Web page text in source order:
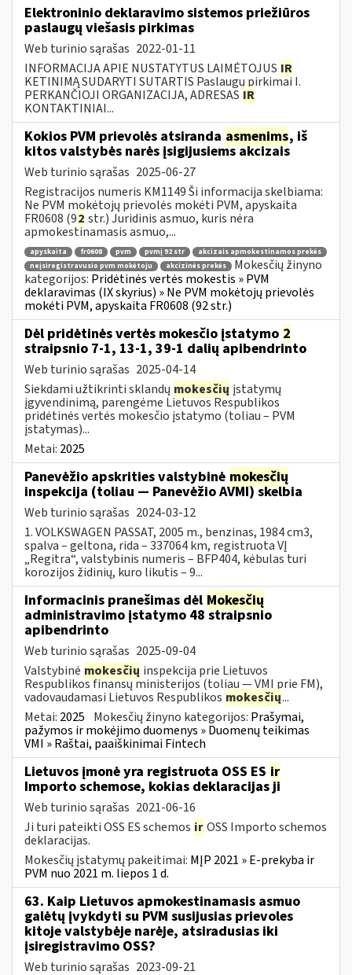
Elektroninio deklaravimo sistemos priežiūros
paslaugų viešasis pirkimas
Web turinio sąrašas 2022-01-11
INFORMACIJA APIE NUSTATYTUS LAIMĖTOJUS IR
KETINIMĄ SUDARYTI SUTARTIS Paslaugų pirkimai I.
PERKANČIOJI ORGANIZACIJA, ADRESAS IR
KONTAKTINIAI...
Kokios PVM prievolės atsiranda asmenims, iš
kitos valstybės narės įsigijusiems akcizais
Web turinio sąrašas 2025-06-27
Registracijos numeris KM1149 Ši informacija skelbiama:
Ne PVM mokėtojų prievolės mokėti PVM, apyskaita
FR0608 (92 str.) Juridinis asmuo, kuris nėra
apmokestinamasis asmuo,...
apyskaita fr0608 pvm pvmį 92 str
akcizais apmokestinamos prekės
neįsiregistravusio pvm mokėtoju
akcizinės prekės
Mokesčių žinyno
kategorijos: Pridėtinės vertės mokestis » PVM
deklaravimas (IX skyrius) » Ne PVM mokėtojų prievolės
mokėti PVM, apyskaita FR0608 (92 str.)
Dėl pridėtinės vertės mokesčio įstatymo 2
straipsnio 7-1, 13-1, 39-1 dalių apibendrinto
Web turinio sąrašas 2025-04-14
Siekdami užtikrinti sklandų mokesčių įstatymų
įgyvendinimą, parengėme Lietuvos Respublikos
pridėtinės vertės mokesčio įstatymo (toliau – PVM
įstatymas)...
Metai: 2025
Panevėžio apskrities valstybinė mokesčių
inspekcija (toliau — Panevėžio AVMI) skelbia
Web turinio sąrašas 2024-03-12
1. VOLKSWAGEN PASSAT, 2005 m., benzinas, 1984 cm3,
spalva – geltona, rida – 337064 km, registruota VĮ
„Regitra“, valstybinis numeris – BFP404, kėbulas turi
korozijos židinių, kuro likutis – 9...
Informacinis pranešimas dėl Mokesčių
administravimo įstatymo 48 straipsnio
apibendrinto
Web turinio sąrašas 2025-09-04
Valstybinė mokesčių inspekcija prie Lietuvos
Respublikos finansų ministerijos (toliau — VMI prie FM),
vadovaudamasi Lietuvos Respublikos mokesčių...
Metai: 2025 Mokesčių žinyno kategorijos: Prašymai,
pažymos ir mokėjimo duomenys » Duomenų teikimas
VMI » Raštai, paaiškinimai Fintech
Lietuvos įmonė yra registruota OSS ES ir
Importo schemose, kokias deklaracijas ji
Web turinio sąrašas 2021-06-16
Ji turi pateikti OSS ES schemos irOSS Importo schemos
deklaracijas.
Mokesčių įstatymų pakeitimai: MĮP 2021 » E-prekyba ir
PVM nuo 2021 m. liepos 1 d.
63. Kaip Lietuvos apmokestinamasis asmuo
galėtų įvykdyti su PVM susijusias prievoles
kitoje valstybėje narėje, atsiradusias iki
įsiregistravimo OSS?
Web turinio sąrašas 2023-09-21